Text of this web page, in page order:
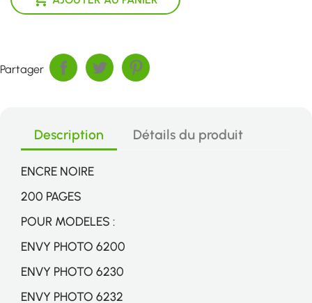
Partager
Description Détails du produit
ENCRE NOIRE
200 PAGES
POUR MODELES :
ENVY PHOTO 6200
ENVY PHOTO 6230
ENVY PHOTO 6232